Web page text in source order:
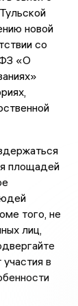
новой
со
«О
площадей
того, не
лиц,
в